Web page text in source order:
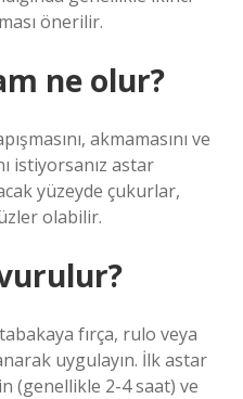
önerilir.
ne olur?
akmamasını ve
istiyorsanız astar
yüzeyde çukurlar,
olabilir.
fırça, rulo veya
uygulayın. İlk astar
(genellikle 2-4 saat) ve